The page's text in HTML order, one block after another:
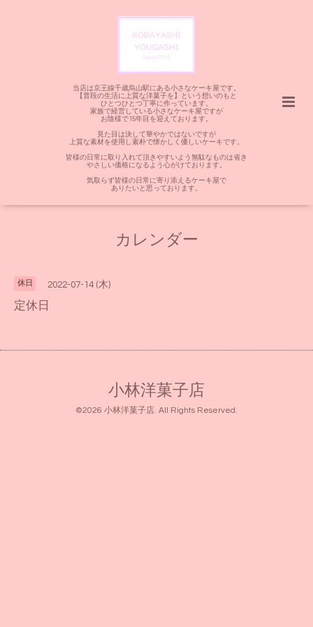
当店は京王線千歳烏山駅にある小さなケーキ屋です。
【普段の生活に上質な洋菓子を】という想いのもと
ひとつひとつ丁寧に作っています。
家族で経営している小さなケーキ屋ですが
お陰様で15年目を迎えております。
見た目は決して華やかではないですが
上質な素材を使用し素朴で懐かしく優しいケーキです。
皆様の日常に取り入れて頂きやすいよう無駄なものは省き
やさしい価格になるよう心がけております。
気取らず皆様の日常に寄り添えるケーキ屋で
ありたいと思っております。
カレンダー
休日 2022-07-14 (木)
定休日
小林洋菓子店
©2026 小林洋菓子店. All Rights Reserved.